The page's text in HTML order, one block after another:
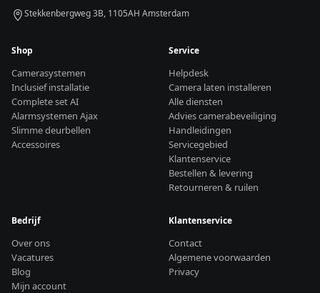
Stekkenbergweg 3B, 1105AH Amsterdam
Shop
Camerasystemen
Inclusief installatie
Complete set AI
Alarmsystemen Ajax
Slimme deurbellen
Accessoires
Service
Helpdesk
Camera laten installeren
Alle diensten
Advies camerabeveiliging
Handleidingen
Servicegebied
Klantenservice
Bestellen & levering
Retourneren & ruilen
Bedrijf
Over ons
Vacatures
Blog
Mijn account
Klantenservice
Contact
Algemene voorwaarden
Privacy